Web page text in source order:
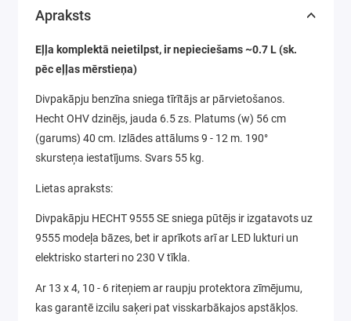
Apraksts
Eļļa komplektā neietilpst, ir nepieciešams ~0.7 L (sk.
pēc eļļas mērstieņa)
Divpakāpju benzīna sniega tīrītājs ar pārvietošanos.
Hecht OHV dzinējs, jauda 6.5 zs. Platums (w) 56 cm
(garums) 40 cm. Izlādes attālums 9 - 12 m. 190°
skursteņa iestatījums. Svars 55 kg.
Lietas apraksts:
Divpakāpju HECHT 9555 SE sniega pūtējs ir izgatavots uz
9555 modeļa bāzes, bet ir aprīkots arī ar LED lukturi un
elektrisko starteri no 230 V tīkla.
Ar 13 x 4, 10 - 6 riteņiem ar raupju protektora zīmējumu,
kas garantē izcilu saķeri pat visskarbākajos apstākļos.